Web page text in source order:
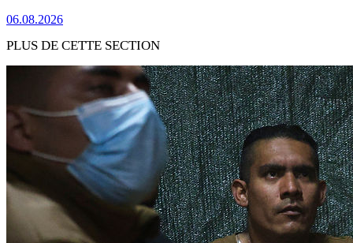
06.08.2026
PLUS DE CETTE SECTION